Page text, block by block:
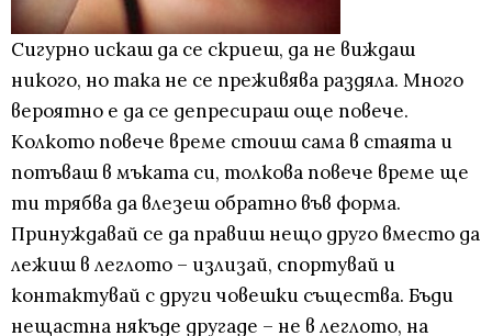
Сигурно искаш да се скриеш, да не виждаш
никого, но така не се преживява раздяла. Много
вероятно е да се депресираш още повече.
Колкото повече време стоиш сама в стаята и
потъваш в мъката си, толкова повече време ще
ти трябва да влезеш обратно във форма.
Принуждавай се да правиш нещо друго вместо да
лежиш в леглото – излизай, спортувай и
контактувай с други човешки същества. Бъди
нещастна някъде другаде – не в леглото, на